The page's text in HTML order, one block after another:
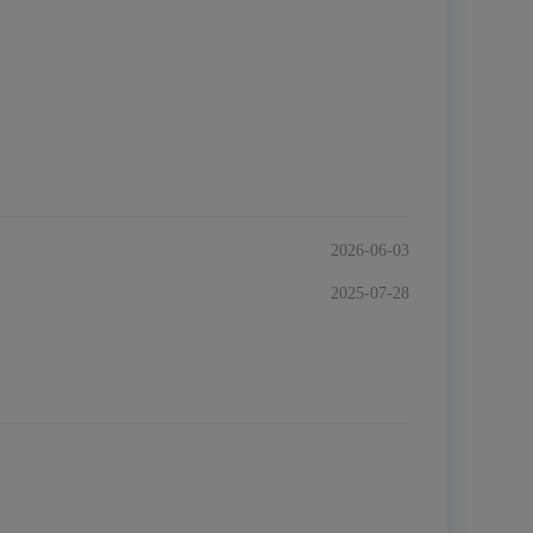
2026-06-03
2025-07-28